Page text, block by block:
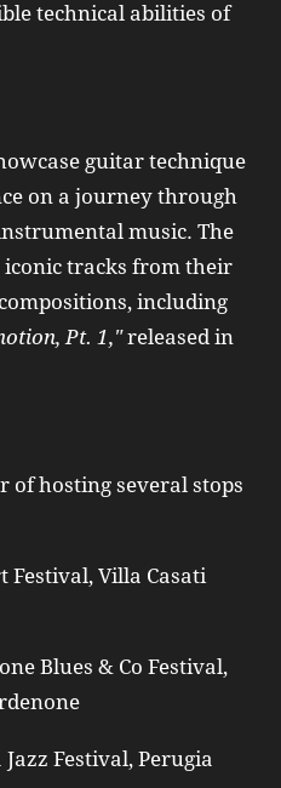
technical abilities of
guitar technique
on a journey through
music. The
tracks from their
including
Pt. 1,"released in
hosting several stops
Festival, Villa Casati
Blues & Co Festival,
Festival, Perugia